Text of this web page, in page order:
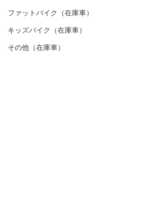
ファットバイク（在庫車）
キッズバイク（在庫車）
その他（在庫車）